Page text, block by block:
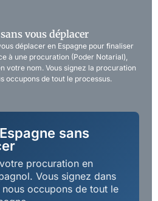
vous déplacer
déplacer en Espagne pour finaliser
à une procuration (Poder Notarial),
votre nom. Vous signez la procuration
occupons de tout le processus.
sans
procuration en
Vous signez dans
occupons de tout le